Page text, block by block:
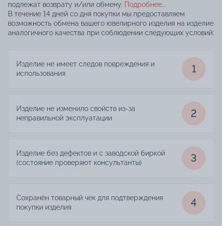
подлежат возврату и/или обмену. Подробнее...
В течение 14 дней со дня покупки мы предоставляем
возможность обмена вашего ювелирного изделия на изделие
аналогичного качества при соблюдении следующих условий:
Изделие не имеет следов повреждения и
использования
1
Изделие не изменило свойств из-за
неправильной эксплуатации
2
Изделие без дефектов и с заводской биркой
(состояние проверяют консультанты)
3
Сохранён товарный чек для подтверждения
покупки изделия
4